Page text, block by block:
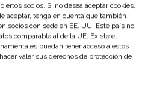
éligibles chez un réparateur
bénéficier de réductions
Les montants des bonus
type de réparation.
socios. Si no desea aceptar cookies,
aceptar, tenga en cuenta que también
socios con sede en EE. UU. Este país no
comparable al de la UE. Existe el
puedan tener acceso a estos
valer sus derechos de protección de